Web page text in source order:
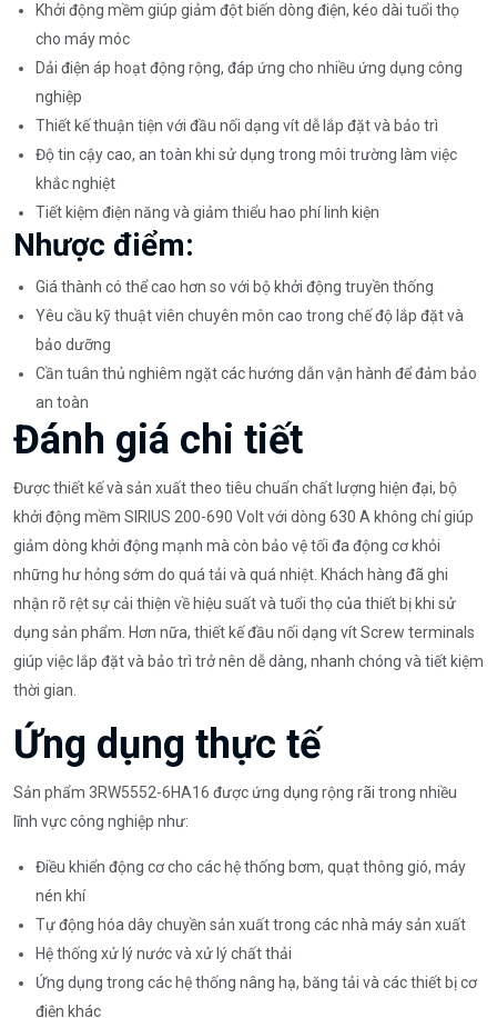
Khởi động mềm giúp giảm đột biến dòng điện, kéo dài tuổi thọ
cho máy móc
Dải điện áp hoạt động rộng, đáp ứng cho nhiều ứng dụng công
nghiệp
Thiết kế thuận tiện với đầu nối dạng vít dễ lắp đặt và bảo trì
Độ tin cậy cao, an toàn khi sử dụng trong môi trường làm việc
khắc nghiệt
Tiết kiệm điện năng và giảm thiểu hao phí linh kiện
Nhược điểm:
Giá thành có thể cao hơn so với bộ khởi động truyền thống
Yêu cầu kỹ thuật viên chuyên môn cao trong chế độ lắp đặt và
bảo dưỡng
Cần tuân thủ nghiêm ngặt các hướng dẫn vận hành để đảm bảo
an toàn
Đánh giá chi tiết
Được thiết kế và sản xuất theo tiêu chuẩn chất lượng hiện đại, bộ
khởi động mềm SIRIUS 200-690 Volt với dòng 630 A không chỉ giúp
giảm dòng khởi động mạnh mà còn bảo vệ tối đa động cơ khỏi
những hư hỏng sớm do quá tải và quá nhiệt. Khách hàng đã ghi
nhận rõ rệt sự cải thiện về hiệu suất và tuổi thọ của thiết bị khi sử
dụng sản phẩm. Hơn nữa, thiết kế đầu nối dạng vít Screw terminals
giúp việc lắp đặt và bảo trì trở nên dễ dàng, nhanh chóng và tiết kiệm
thời gian.
Ứng dụng thực tế
Sản phẩm 3RW5552-6HA16 được ứng dụng rộng rãi trong nhiều
lĩnh vực công nghiệp như:
Điều khiển động cơ cho các hệ thống bơm, quạt thông gió, máy
nén khí
Tự động hóa dây chuyền sản xuất trong các nhà máy sản xuất
Hệ thống xử lý nước và xử lý chất thải
Ứng dụng trong các hệ thống nâng hạ, băng tải và các thiết bị cơ
điện khác